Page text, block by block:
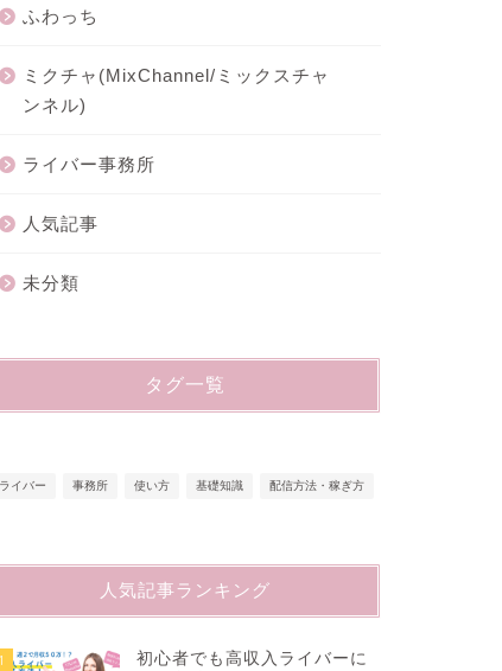
ふわっち
ミクチャ(MixChannel/ミックスチャ
ンネル)
ライバー事務所
人気記事
未分類
タグ一覧
ライバー 事務所 使い方 基礎知識 配信方法・稼ぎ方
人気記事ランキング
1
初心者でも高収入ライバーに